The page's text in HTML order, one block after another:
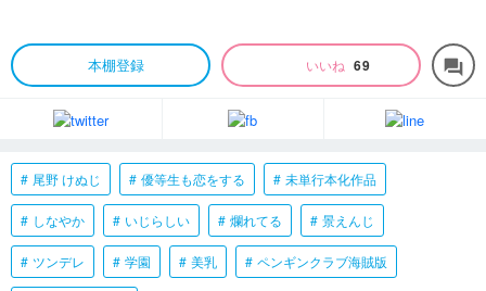
本棚登録 いいね 69 forum
尾野 けぬじ 優等生も恋をする 未単行本化作品
しなやか いじらしい 爛れてる 景えんじ
ツンデレ 学園 美乳 ペンギンクラブ海賊版